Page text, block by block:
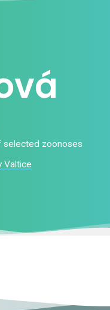
selected zoonoses
Valtice